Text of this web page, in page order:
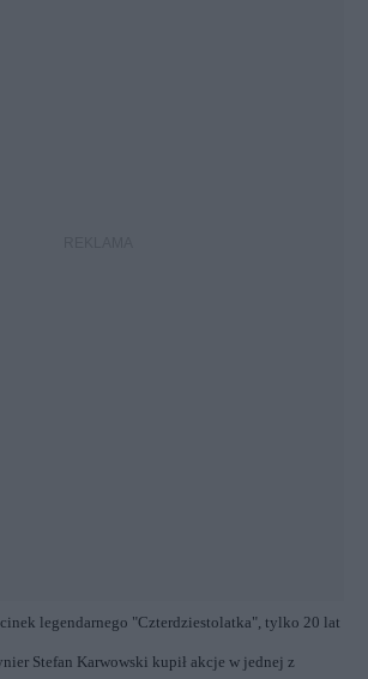
legendarnego "Czterdziestolatka", tylko 20 lat
Stefan Karwowski kupił akcje w jednej z